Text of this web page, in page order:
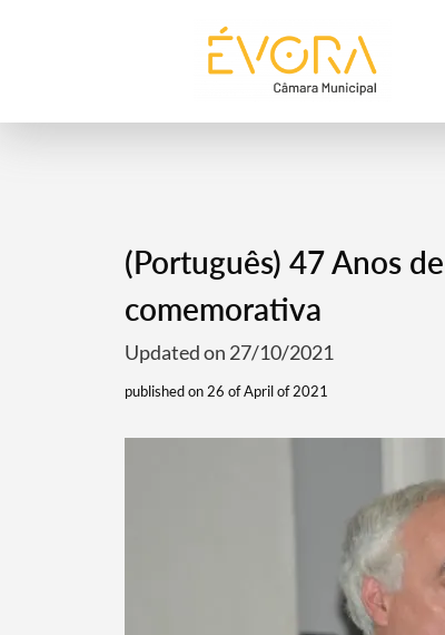
(Português) 47 Anos
comemorativa
Updated on 27/10/2021
published on 26 of April of 2021